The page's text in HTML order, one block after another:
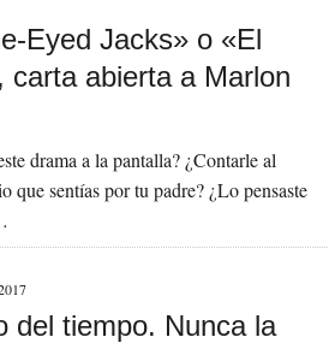
Eyed Jacks» o «El
carta abierta a Marlon
drama a la pantalla? ¿Contarle al
que sentías por tu padre? ¿Lo pensaste
del tiempo. Nunca la